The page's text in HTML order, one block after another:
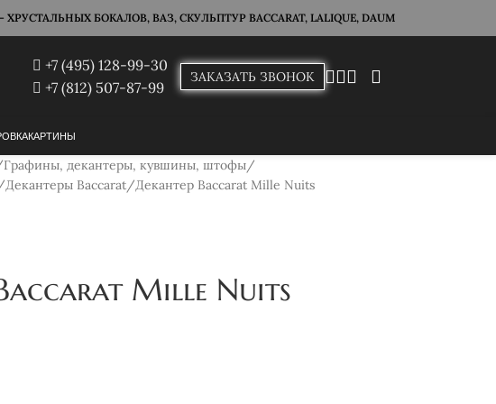
БОКАЛОВ, ВАЗ, СКУЛЬПТУР BACCARAT, LALIQUE, DAUM
+7 (495) 128-99-30
+7 (812) 507-87-99
ЗАКАЗАТЬ ЗВОНОК
КАРТИНЫ
Графины, декантеры, кувшины, штофы
Декантеры Baccarat Декантер Baccarat Mille Nuits
Mille Nuits